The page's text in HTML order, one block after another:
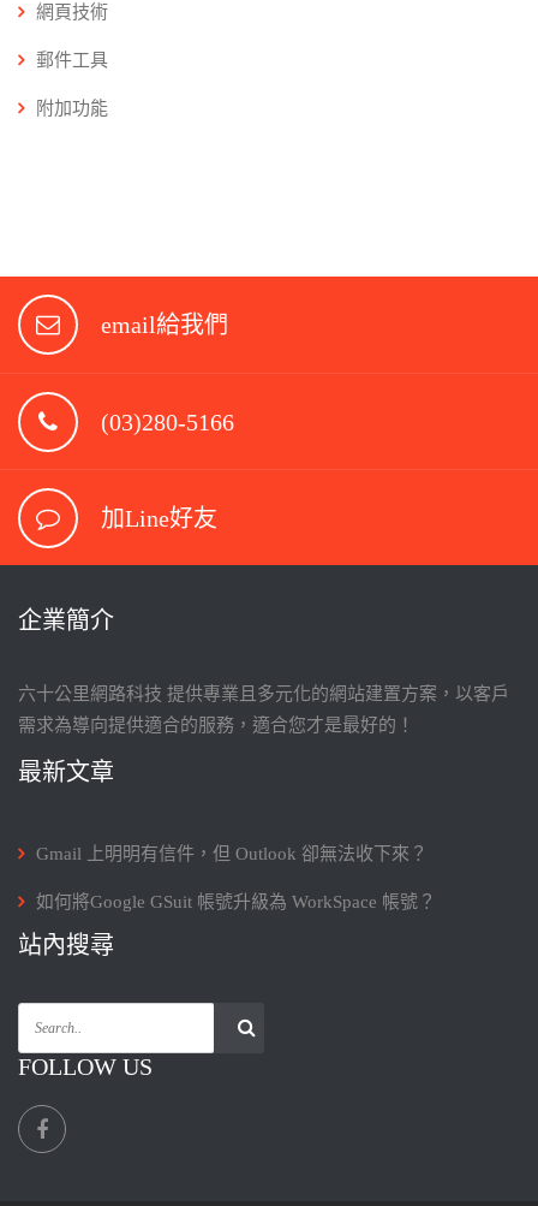
網頁技術
郵件工具
附加功能
email給我們
(03)280-5166
加Line好友
企業簡介
六十公里網路科技 提供專業且多元化的網站建置方案，以客戶
需求為導向提供適合的服務，適合您才是最好的！
最新文章
Gmail 上明明有信件，但 Outlook 卻無法收下來？
如何將Google GSuit 帳號升級為 WorkSpace 帳號？
站內搜尋
FOLLOW US